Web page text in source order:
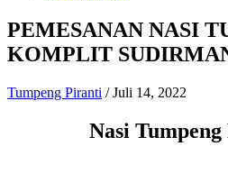
PEMESANAN NASI
KOMPLIT
Tumpeng Piranti /Juli 14, 2022
Nasi